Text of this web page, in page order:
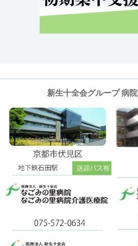
新生十全会グループ 病